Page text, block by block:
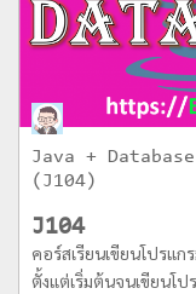
Java +
(J104)
J104
คอร์สเรียนเขียนโปรแ
ตั้งแต่เริ่มต้นจนเขียนโ